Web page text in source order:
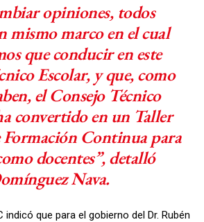
opiniones, todos
mismo marco en el cual
que conducir en este
Escolar, y que, como
el Consejo Técnico
convertido en un Taller
Continua para
docentes”, detalló
Nava.
indicó que para el gobierno del Dr. Rubén